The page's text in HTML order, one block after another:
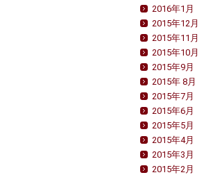
2016年1月
2015年12月
2015年11月
2015年10月
2015年9月
2015年 8月
2015年7月
2015年6月
2015年5月
2015年4月
2015年3月
2015年2月